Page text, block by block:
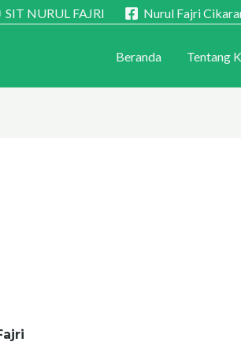
SIT NURUL FAJRI Nurul Fajri
Beranda Tentang